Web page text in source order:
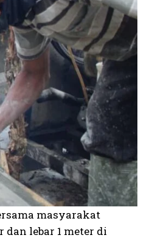
masyarakat
lebar 1 meter di